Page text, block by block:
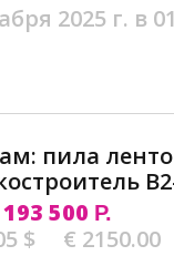
2025 г. в
пила
193 500 Р.
$
€ 2150.00